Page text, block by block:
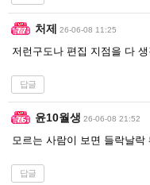
처제 26-06-08 11:25
저런구도나 편집 지점을 다
답글
윤10월생 26-06-08 21:52
모르는 사람이 보면 들락날락
답글